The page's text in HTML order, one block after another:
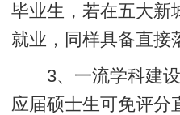
毕业生，若在五大新
就业，同样具备直接
3、一流学科建设
应届硕士生可免评分